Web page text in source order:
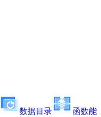
数据目录 函数能